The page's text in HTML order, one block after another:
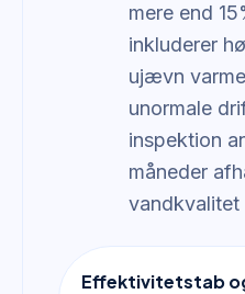
mere end
inkluderer
ujævn
unormale
inspektion
måneder
Effektivitetstab